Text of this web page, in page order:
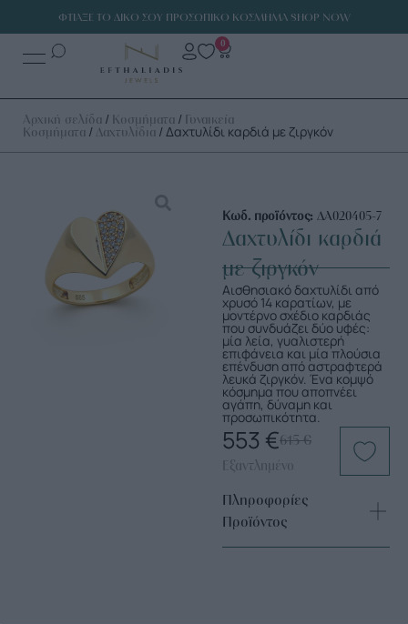
ΦΤΙΑΞΕ ΤΟ ΔΙΚΟ ΣΟΥ ΠΡΟΣΩΠΙΚΟ ΚΟΣΜΗΜΑ SHOP NOW
0
Αρχική σελίδα / Κοσμήματα / Γυναικεία
Κοσμήματα / Δαχτυλίδια / Δαχτυλίδι καρδιά με ζιργκόν
Κωδ. προϊόντος: ΔΑ020405-7
Δαχτυλίδι καρδιά
με ζιργκόν
Αισθησιακό δαχτυλίδι από
χρυσό 14 καρατίων, με
μοντέρνο σχέδιο καρδιάς
που συνδυάζει δύο υφές:
μία λεία, γυαλιστερή
επιφάνεια και μία πλούσια
επένδυση από αστραφτερά
λευκά ζιργκόν. Ένα κομψό
κόσμημα που αποπνέει
αγάπη, δύναμη και
προσωπικότητα.
615€
553 €
Εξαντλημένο
Πληροφορίες
Προϊόντος